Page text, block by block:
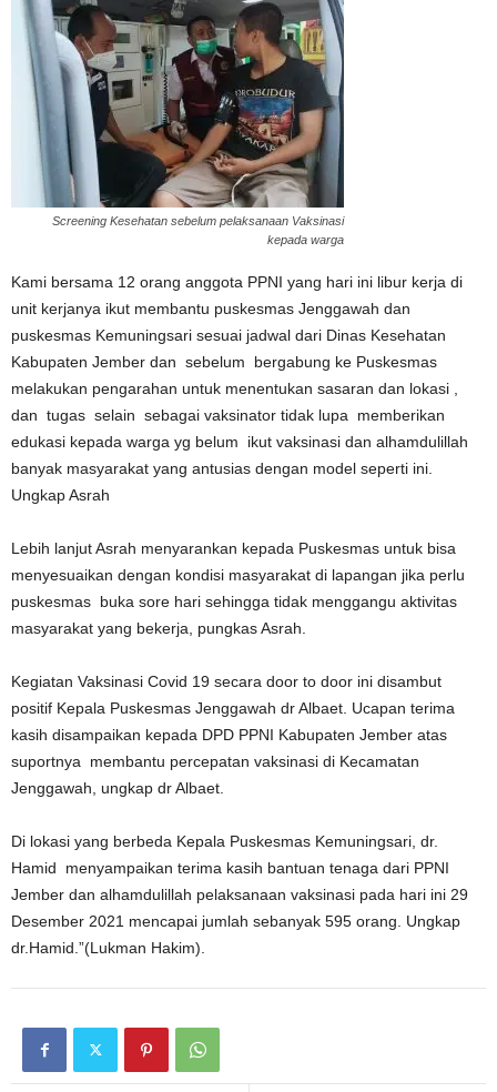
Screening Kesehatan sebelum pelaksanaan Vaksinasi
kepada warga
Kami bersama 12 orang anggota PPNI yang hari ini libur kerja di
unit kerjanya ikut membantu puskesmas Jenggawah dan
puskesmas Kemuningsari sesuai jadwal dari Dinas Kesehatan
Kabupaten Jember dan sebelum bergabung ke Puskesmas
melakukan pengarahan untuk menentukan sasaran dan lokasi ,
dan tugas selain sebagai vaksinator tidak lupa memberikan
edukasi kepada warga yg belum ikut vaksinasi dan alhamdulillah
banyak masyarakat yang antusias dengan model seperti ini.
Ungkap Asrah
Lebih lanjut Asrah menyarankan kepada Puskesmas untuk bisa
menyesuaikan dengan kondisi masyarakat di lapangan jika perlu
puskesmas buka sore hari sehingga tidak menggangu aktivitas
masyarakat yang bekerja, pungkas Asrah.
Kegiatan Vaksinasi Covid 19 secara door to door ini disambut
positif Kepala Puskesmas Jenggawah dr Albaet. Ucapan terima
kasih disampaikan kepada DPD PPNI Kabupaten Jember atas
suportnya membantu percepatan vaksinasi di Kecamatan
Jenggawah, ungkap dr Albaet.
Di lokasi yang berbeda Kepala Puskesmas Kemuningsari, dr.
Hamid menyampaikan terima kasih bantuan tenaga dari PPNI
Jember dan alhamdulillah pelaksanaan vaksinasi pada hari ini 29
Desember 2021 mencapai jumlah sebanyak 595 orang. Ungkap
dr.Hamid.”(Lukman Hakim).